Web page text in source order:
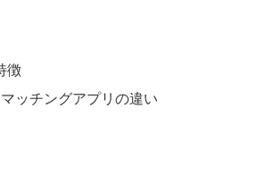
徴
ッチングアプリの違い